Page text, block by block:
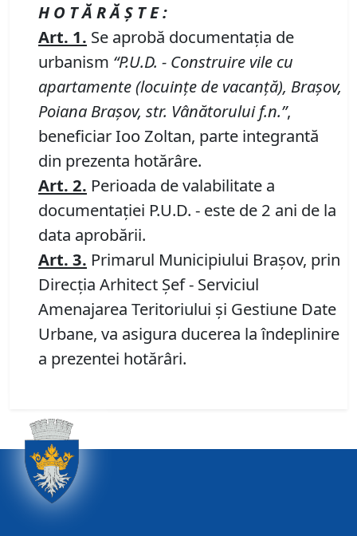
H O T Ă R Ă Ş T E :
Art. 1. Se aprobă documentaţia de
urbanism “P.U.D. - Construire vile cu
apartamente (locuinţe de vacanţă), Braşov,
Poiana Braşov, str. Vânătorului f.n.”,
beneficiar Ioo Zoltan, parte integrantă
din prezenta hotărâre.
Art. 2. Perioada de valabilitate a
documentaţiei P.U.D. - este de 2 ani de la
data aprobării.
Art. 3. Primarul Municipiului Braşov, prin
Direcţia Arhitect Şef - Serviciul
Amenajarea Teritoriului şi Gestiune Date
Urbane, va asigura ducerea la îndeplinire
a prezentei hotărâri.